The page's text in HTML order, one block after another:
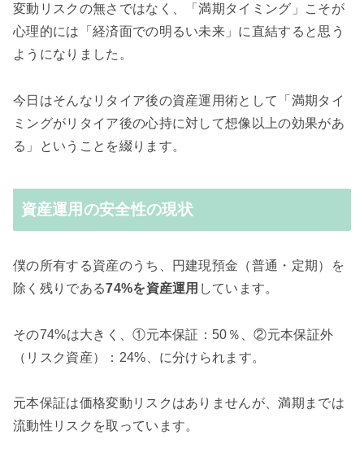
変動リスクの無さではなく、「満期タイミング」こそが
心理的には「経済面での明るい未来」に直結すると思う
ようになりました。
今日はそんなリタイア後の資産運用術として「満期タイ
ミングがリタイア後の心持に対して想像以上の効果があ
る」ということを綴ります。
資産運用の安全性の現状
僕の所有する資産のうち、円建現預金（普通・定期）を
除く残りである74%を資産運用 しています。
その74%は大きく、①元本保証：50％、②元本保証外
（リスク資産）：24%、に分けられます。
元本保証は価格変動リスクはありませんが、満期までは
流動性リスクを取っています。